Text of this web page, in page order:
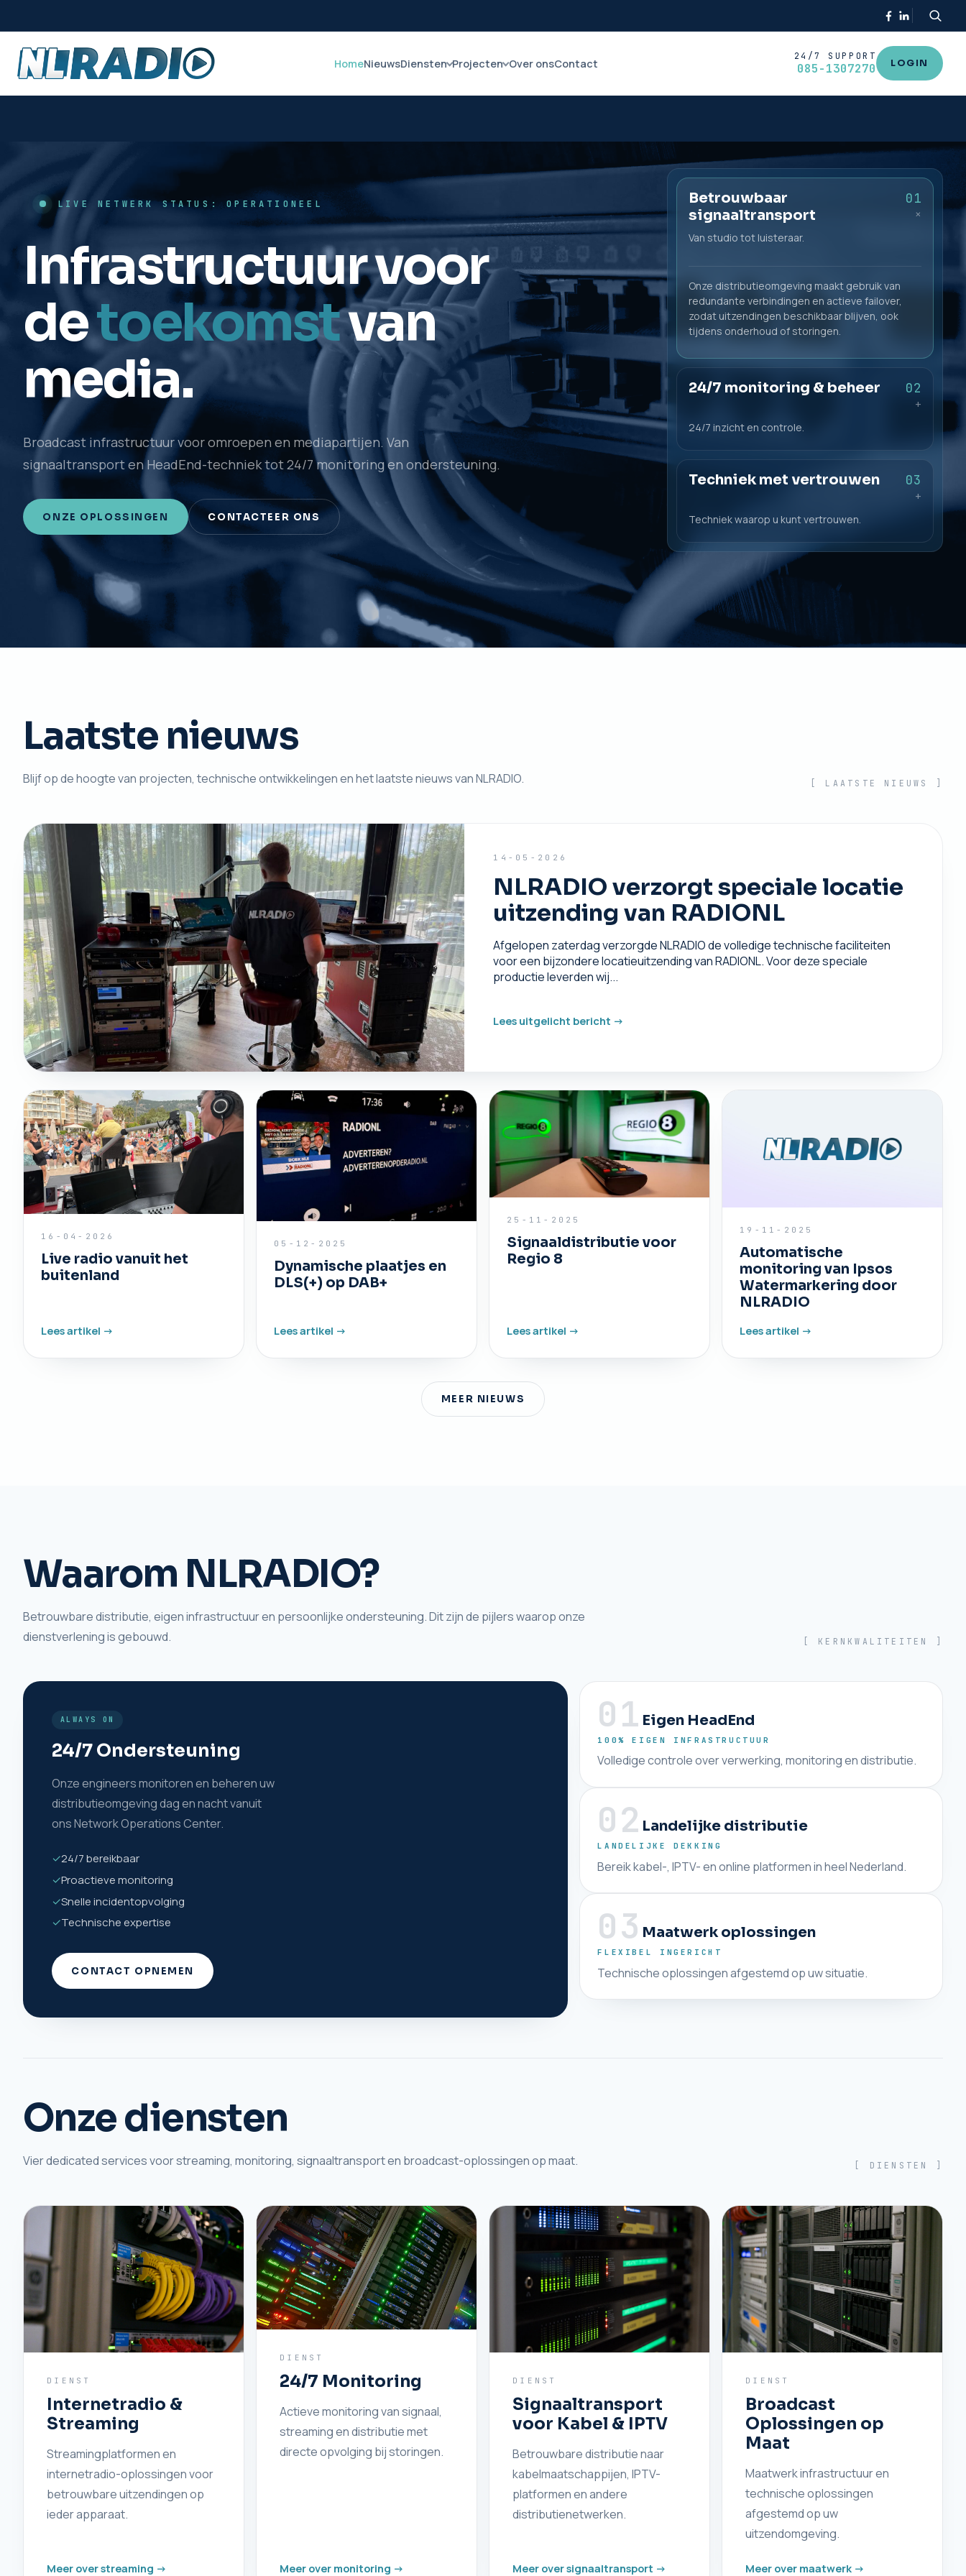
HomeNieuwsDiensten Projecten Over onsContact
24/7 SUPPORT
085-1307270 LOGIN
LIVE NETWERK STATUS: OPERATIONEEL
Infrastructuur voor
detoekomstvan
media.
Broadcast infrastructuur voor omroepen en mediapartijen. Van
signaaltransport en HeadEnd-techniek tot 24/7 monitoring en ondersteuning.
ONZE OPLOSSINGEN CONTACTEER ONS
Betrouwbaar
signaaltransport
Van studio tot luisteraar.
01
+
Onze distributieomgeving maakt gebruik van
redundante verbindingen en actieve failover,
zodat uitzendingen beschikbaar blijven, ook
tijdens onderhoud of storingen.
24/7 monitoring & beheer
24/7 inzicht en controle.
02
+
Techniek met vertrouwen
Techniek waarop u kunt vertrouwen.
03
+
[ LAATSTE NIEUWS ]
Laatste nieuws
Blijf op de hoogte van projecten, technische ontwikkelingen en het laatste nieuws van NLRADIO.
14-05-2026
NLRADIO verzorgt speciale locatie
uitzending van RADIONL
Afgelopen zaterdag verzorgde NLRADIO de volledige technische faciliteiten
voor een bijzondere locatieuitzending van RADIONL. Voor deze speciale
productie leverden wij...
Lees uitgelicht bericht ->
16-04-2026
Live radio vanuit het
buitenland
Lees artikel ->
05-12-2025
Dynamische plaatjes en
DLS(+) op DAB+
Lees artikel ->
25-11-2025
Signaaldistributie voor
Regio 8
Lees artikel ->
19-11-2025
Automatische
monitoring van Ipsos
Watermarkering door
NLRADIO
Lees artikel ->
MEER NIEUWS
[ KERNKWALITEITEN ]
Waarom NLRADIO?
Betrouwbare distributie, eigen infrastructuur en persoonlijke ondersteuning. Dit zijn de pijlers waarop onze
dienstverlening is gebouwd.
ALWAYS ON
24/7 Ondersteuning
Onze engineers monitoren en beheren uw
distributieomgeving dag en nacht vanuit
ons Network Operations Center.
✓24/7 bereikbaar
✓Proactieve monitoring
✓Snelle incidentopvolging
✓Technische expertise
CONTACT OPNEMEN
01 Eigen HeadEnd
100% EIGEN INFRASTRUCTUUR
Volledige controle over verwerking, monitoring en distributie.
02 Landelijke distributie
LANDELIJKE DEKKING
Bereik kabel-, IPTV- en online platformen in heel Nederland.
03 Maatwerk oplossingen
FLEXIBEL INGERICHT
Technische oplossingen afgestemd op uw situatie.
[ DIENSTEN ]
Onze diensten
Vier dedicated services voor streaming, monitoring, signaaltransport en broadcast-oplossingen op maat.
DIENST
Internetradio &
Streaming
Streamingplatformen en
internetradio-oplossingen voor
betrouwbare uitzendingen op
ieder apparaat.
Meer over streaming ->
DIENST
24/7 Monitoring
Actieve monitoring van signaal,
streaming en distributie met
directe opvolging bij storingen.
Meer over monitoring ->
DIENST
Signaaltransport
voor Kabel & IPTV
Betrouwbare distributie naar
kabelmaatschappijen, IPTV-
platformen en andere
distributienetwerken.
Meer over signaaltransport ->
DIENST
Broadcast
Oplossingen op
Maat
Maatwerk infrastructuur en
technische oplossingen
afgestemd op uw
uitzendomgeving.
Meer over maatwerk ->